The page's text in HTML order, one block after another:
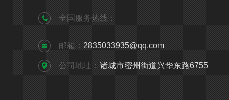
全国服务热线：
邮箱： 2835033935@qq.com
公司地址： 诸城市密州街道兴华东路6755